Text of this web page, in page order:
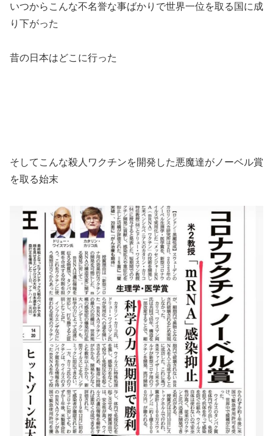
いつからこんな不名誉な事ばかりで世界一位を取る国に成
り下がった
昔の日本はどこに行った
そしてこんな殺人ワクチンを開発した悪魔達がノーベル賞
を取る始末